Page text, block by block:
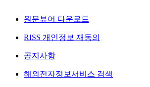
원문뷰어 다운로드
RISS 개인정보 재동의
공지사항
해외전자정보서비스 검색